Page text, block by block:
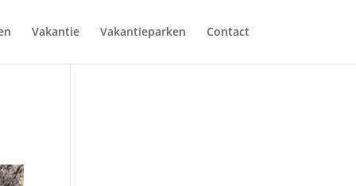
Vakantie Vakantieparken Contact